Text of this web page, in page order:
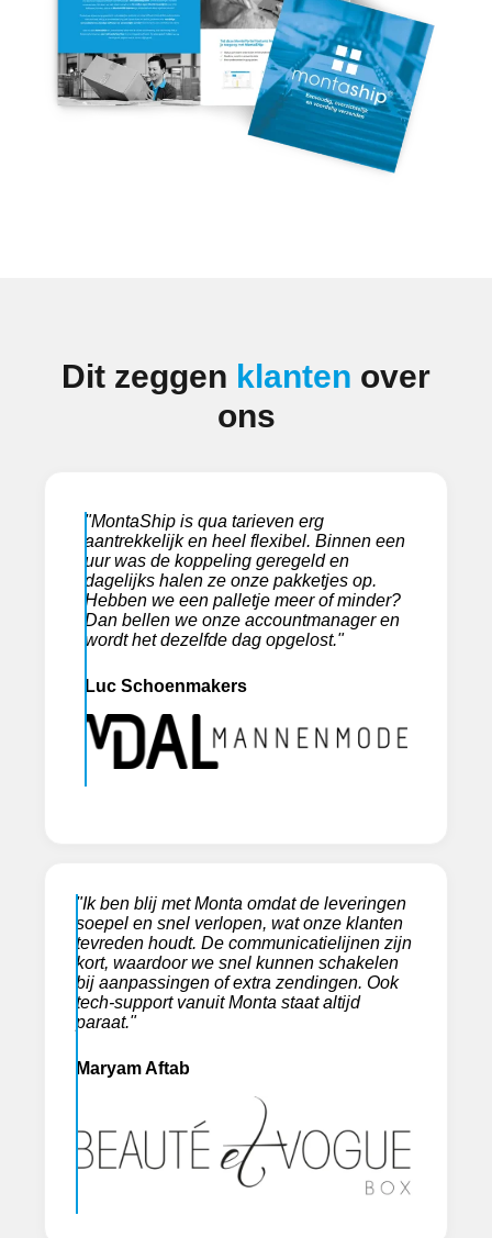
Dit zeggen klanten over
ons
"MontaShip is qua tarieven erg
aantrekkelijk en heel flexibel. Binnen een
uur was de koppeling geregeld en
dagelijks halen ze onze pakketjes op.
Hebben we een palletje meer of minder?
Dan bellen we onze accountmanager en
wordt het dezelfde dag opgelost."
Luc Schoenmakers
"Ik ben blij met Monta omdat de leveringen
soepel en snel verlopen, wat onze klanten
tevreden houdt. De communicatielijnen zijn
kort, waardoor we snel kunnen schakelen
bij aanpassingen of extra zendingen. Ook
tech-support vanuit Monta staat altijd
paraat."
Maryam Aftab